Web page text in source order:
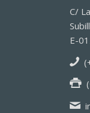
C/
E-